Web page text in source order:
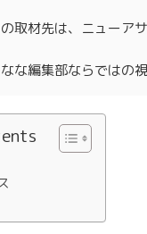
取材先は、ニューア
な編集部ならではの